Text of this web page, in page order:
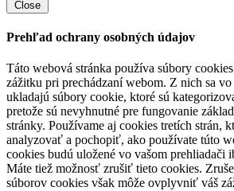
Close
Prehľad ochrany osobných údajov
Táto webová stránka používa súbory
zážitku pri prechádzaní webom. Z nich sa
ukladajú súbory cookie, ktoré sú
pretože sú nevyhnutné pre fungovanie
stránky. Používame aj cookies tretích strán,
analyzovať a pochopiť, ako používate túto
cookies budú uložené vo vašom prehliadači
Máte tiež možnosť zrušiť tieto cookies.
súborov cookies však môže ovplyvniť váš